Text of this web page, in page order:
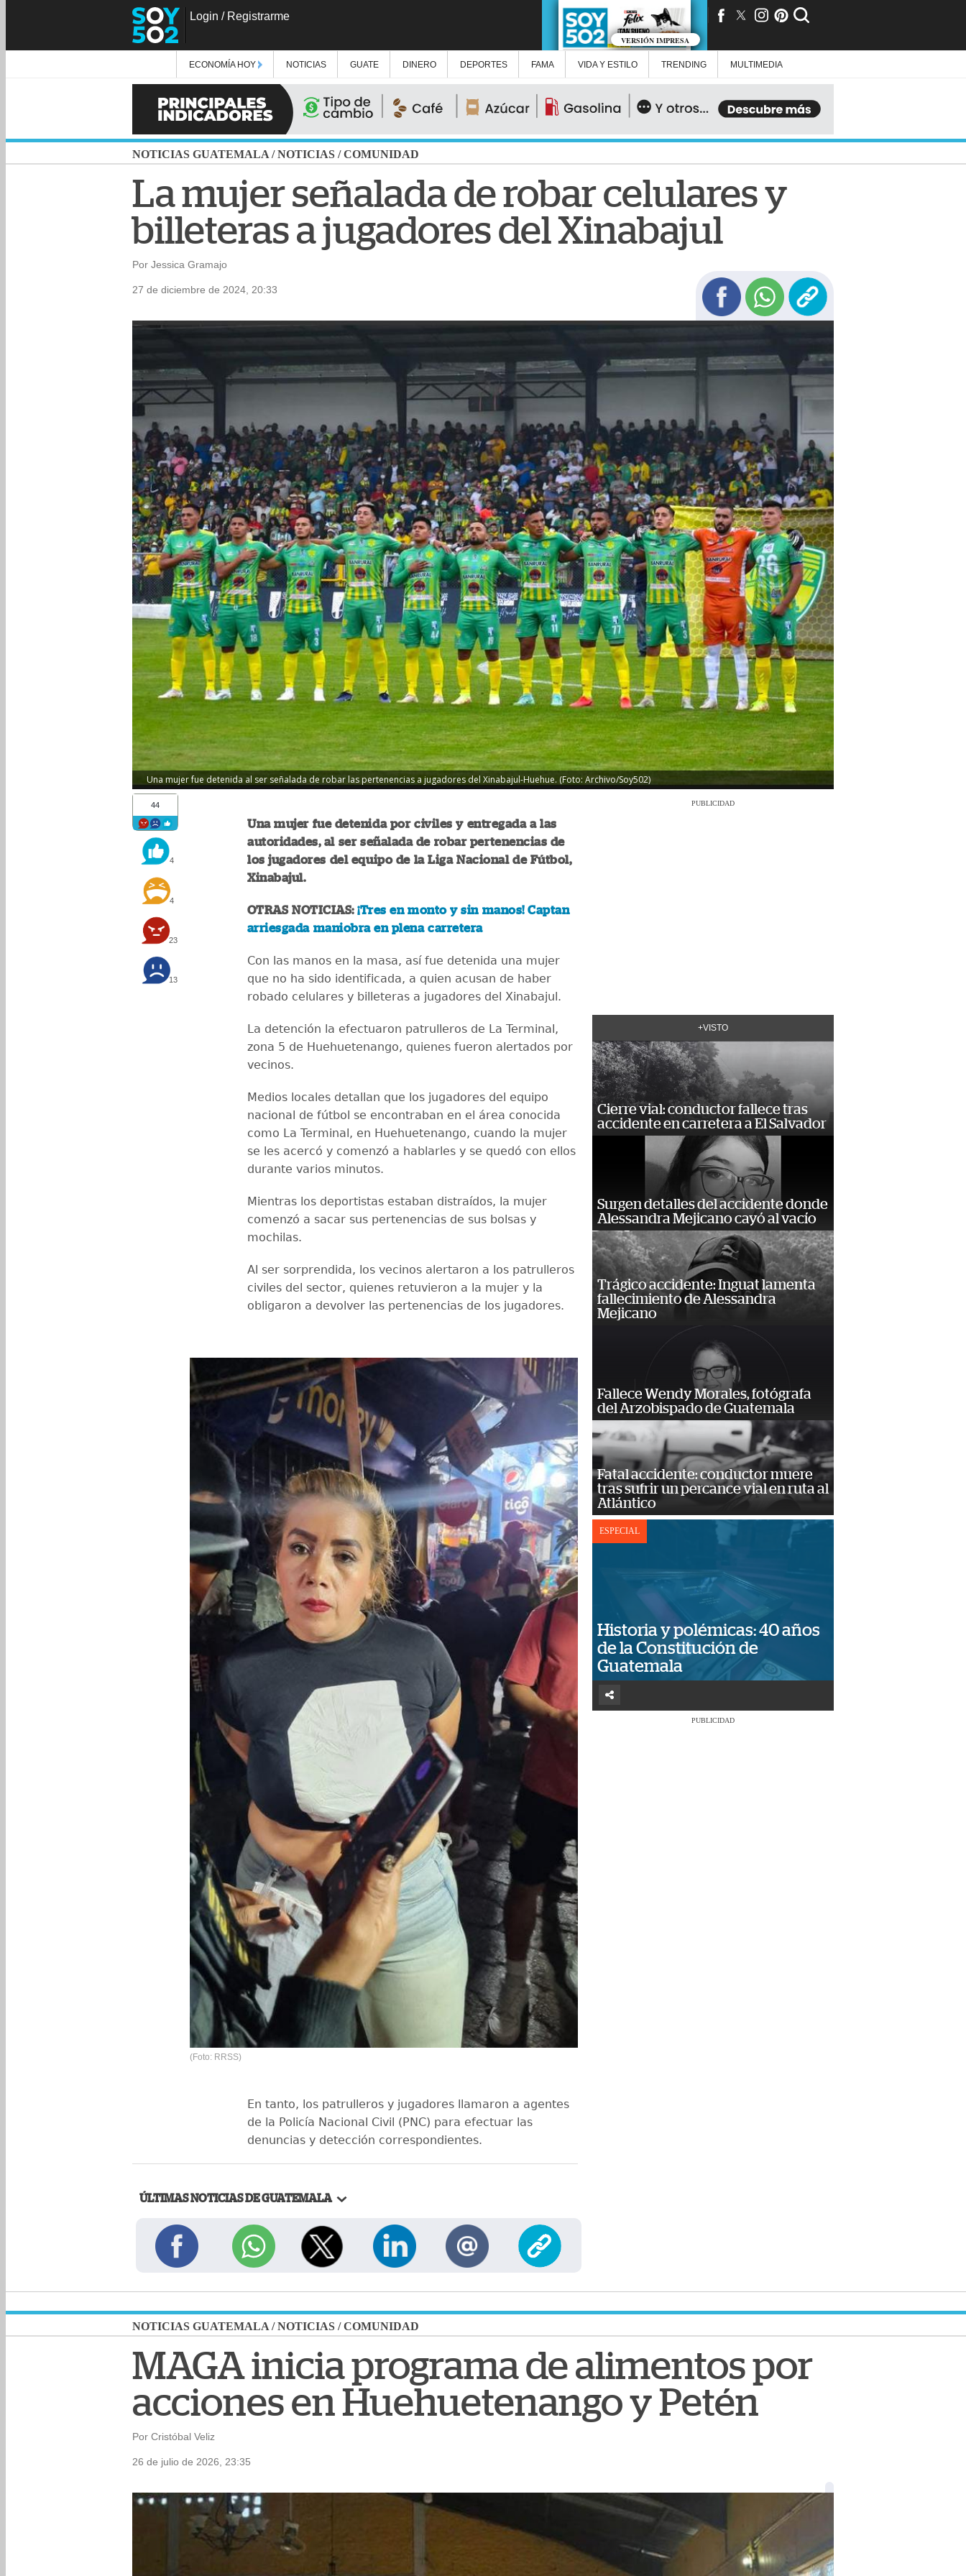
Login / Registrarme
VERSIÓN IMPRESA
ECONOMÍA HOY NOTICIAS GUATE DINERO DEPORTES FAMA VIDA Y ESTILO TRENDING MULTIMEDIA
NOTICIAS GUATEMALA /NOTICIAS /COMUNIDAD
La mujer señalada de robar celulares y
billeteras a jugadores del Xinabajul
Por Jessica Gramajo
27 de diciembre de 2024, 20:33
Una mujer fue detenida al ser señalada de robar las pertenencias a jugadores del Xinabajul-Huehue. (Foto: Archivo/Soy502)
44
4
4
23
13
Una mujer fue detenida por civiles y entregada a las
autoridades, al ser señalada de robar pertenencias de
los jugadores del equipo de la Liga Nacional de Fútbol,
Xinabajul.
OTRAS NOTICIAS:¡Tres en monto y sin manos! Captan
arriesgada maniobra en plena carretera
Con las manos en la masa, así fue detenida una mujer
que no ha sido identificada, a quien acusan de haber
robado celulares y billeteras a jugadores del Xinabajul.
La detención la efectuaron patrulleros de La Terminal,
zona 5 de Huehuetenango, quienes fueron alertados por
vecinos.
Medios locales detallan que los jugadores del equipo
nacional de fútbol se encontraban en el área conocida
como La Terminal, en Huehuetenango, cuando la mujer
se les acercó y comenzó a hablarles y se quedó con ellos
durante varios minutos.
Mientras los deportistas estaban distraídos, la mujer
comenzó a sacar sus pertenencias de sus bolsas y
mochilas.
Al ser sorprendida, los vecinos alertaron a los patrulleros
civiles del sector, quienes retuvieron a la mujer y la
obligaron a devolver las pertenencias de los jugadores.
(Foto: RRSS)
En tanto, los patrulleros y jugadores llamaron a agentes
de la Policía Nacional Civil (PNC) para efectuar las
denuncias y detección correspondientes.
ÚLTIMAS NOTICIAS DE GUATEMALA
PUBLICIDAD
+VISTO
Cierre vial: conductor fallece tras
accidente en carretera a El Salvador
Surgen detalles del accidente donde
Alessandra Mejicano cayó al vacío
Trágico accidente: Inguat lamenta
fallecimiento de Alessandra
Mejicano
Fallece Wendy Morales, fotógrafa
del Arzobispado de Guatemala
Fatal accidente: conductor muere
tras sufrir un percance vial en ruta al
Atlántico
ESPECIAL
Historia y polémicas: 40 años
de la Constitución de
Guatemala
PUBLICIDAD
NOTICIAS GUATEMALA /NOTICIAS /COMUNIDAD
MAGA inicia programa de alimentos por
acciones en Huehuetenango y Petén
Por Cristóbal Veliz
26 de julio de 2026, 23:35